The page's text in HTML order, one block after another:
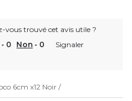
vous trouvé cet avis utile ?
- 0 Non - 0 Signaler
6cm x12 Noir /